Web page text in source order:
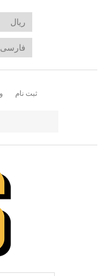
ثبت نام